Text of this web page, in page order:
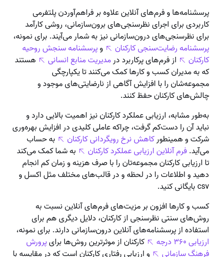
پرسشنامه‌ها و فرم‌های آنلاین علاوه بر فراهم‌آوردن پلتفرمی
کاربردی برای اجرای نظرسنجی‌های برون‌سازمانی، روشی کارآمد
برای نظرسنجی‌های درون‌سازمانی نیز به شمار می‌آیند. برای نمونه،
پرسشنامه رضایت‌سنجی کارکنان
وپرسشنامه سنجش روحیه
کارکنان
از فرم‌های پرکاربرد درمدیریت منابع انسانی
هستند
که به مدیران کسب و کارها کمک می‌کنند تا یکپارچگی
مجموعه‌شان را با افزایش آگاهی از نارضایتی‌های موجود و
چالش‌های کارکنان حفظ کنند.
به‌طور مشابه، ارزیابی عملکرد کارکنان نیز اهمیت بالایی دارد و
نباید آن را دست‌کم گرفت، چراکه عاملی کلیدی در افزایش بهره‌وری
شرکت و همینطورکاهش نرخ رویگردانی کارکنان
به حساب
می‌آید.فرم آنلاین ارزیابی عملکرد کارکنان
به شما کمک می‌کند
تا ارزیابی کارکنان مجموعه‌تان را با صرف هزینه و زمان کم انجام
دهید و اطلاعات را در لحظه و در قالب‌های مختلف مثل اکسل و
csv بایگانی کنید.
کسب و کارها افزون بر مزیت‌های فرم‌های آنلاین نسبت به
روش‌های سنتی نظرسنجی از کارکنان، دلایل دیگری هم برای
استفاده از پرسشنامه‌های آنلاین درون‌سازمانی دارند. برای نمونه،
ارزیابی ۳۶۰ درجه
کارکنان از موثرترین روش‌ها برایپرورش
فرهنگ سازمانی
و ارزیابی رفتاری کارکنان است که در مقایسه با